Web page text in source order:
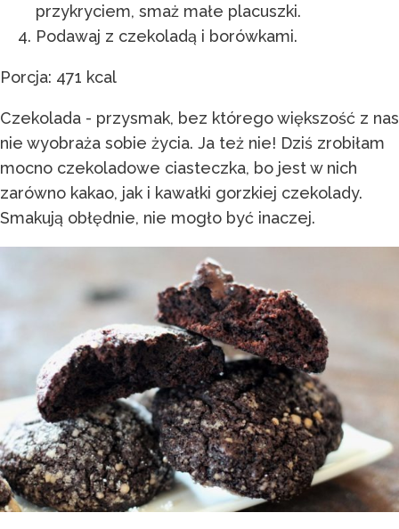
przykryciem, smaż małe placuszki.
Podawaj z czekoladą i borówkami.
Porcja: 471 kcal
Czekolada - przysmak, bez którego większość z nas
nie wyobraża sobie życia. Ja też nie! Dziś zrobiłam
mocno czekoladowe ciasteczka, bo jest w nich
zarówno kakao, jak i kawałki gorzkiej czekolady.
Smakują obłędnie, nie mogło być inaczej.